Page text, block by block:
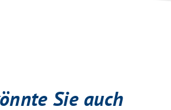
Sie auch